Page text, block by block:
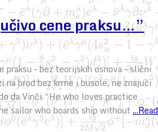
cene praksu…”
– bez teorijskih osnova – slični
na brod bez krme i busole, ne znajući
da Vinči “He who loves practice
sailor who boards ship without ...Read